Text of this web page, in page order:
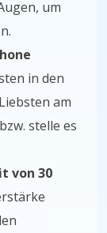
um
in den
am
stelle es
von 30